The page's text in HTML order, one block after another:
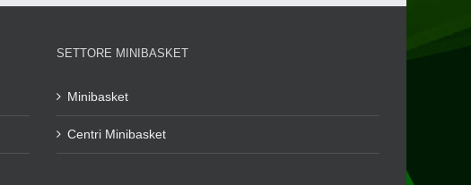
SETTORE MINIBASKET
Minibasket
Centri Minibasket